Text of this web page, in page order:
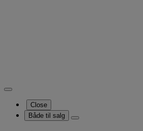
Close
Både til salg